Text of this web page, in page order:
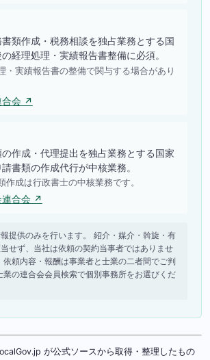
類作成・税務相談を独占業務とする国
経理処理・実績報告書整備に必須。
・実績報告書の整備で関与する場合があり
合会 ↗
作成・代理提出を独占業務とする国家
書類の作成代行が中核業務。
作成は行政書士の中核業務です。
連合会 ↗
提供のみを行います。 紹介・媒介・斡旋・有
せず、当社は依頼の契約当事者ではありませ
依頼内容・報酬は事業者と士業の二者間でご判
業の連合会会員検索で個別事務所をお選びくだ
が公式ソースから取得・整理したもの